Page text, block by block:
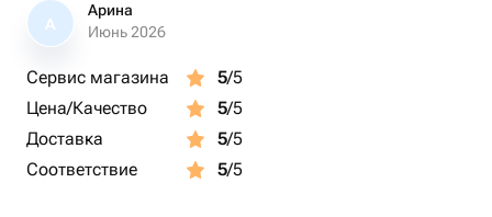
А
Арина
Июнь 2026
Сервис магазина 5/5
Цена/Качество
5/5
Доставка
5/5
Соответствие
5/5